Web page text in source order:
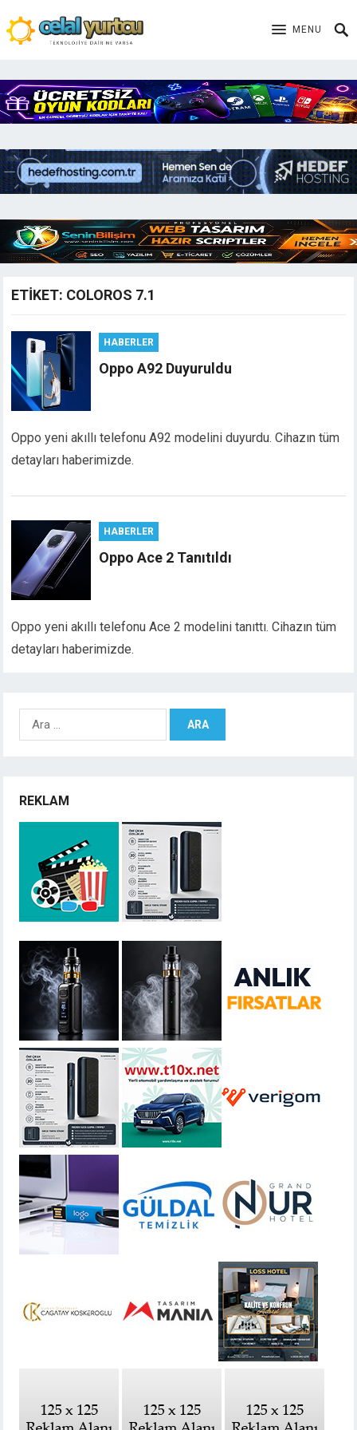
MENU
ETIKET: COLOROS 7.1
HABERLER
Oppo A92 Duyuruldu
Oppo yeni akıllı telefonu A92 modelini duyurdu. Cihazın tüm
detayları haberimizde.
HABERLER
Oppo Ace 2 Tanıtıldı
Oppo yeni akıllı telefonu Ace 2 modelini tanıttı. Cihazın tüm
detayları haberimizde.
Arama:
REKLAM